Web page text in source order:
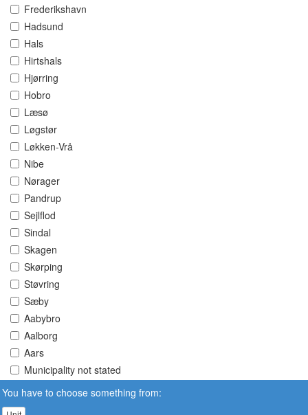
Frederikshavn
Hadsund
Hals
Hirtshals
Hjørring
Hobro
Læsø
Løgstør
Løkken-Vrå
Nibe
Nørager
Pandrup
Sejlflod
Sindal
Skagen
Skørping
Støvring
Sæby
Aabybro
Aalborg
Aars
Municipality not stated
You have to choose something from: